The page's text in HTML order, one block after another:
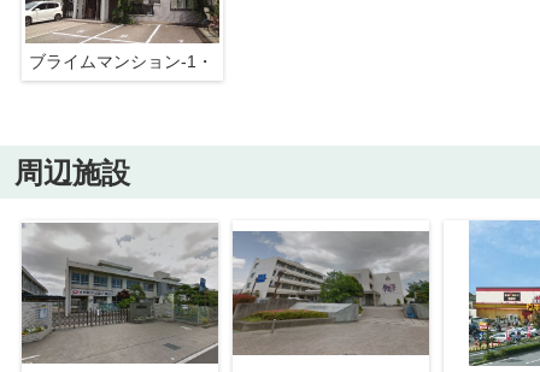
ブライムマンション-1・
周辺施設